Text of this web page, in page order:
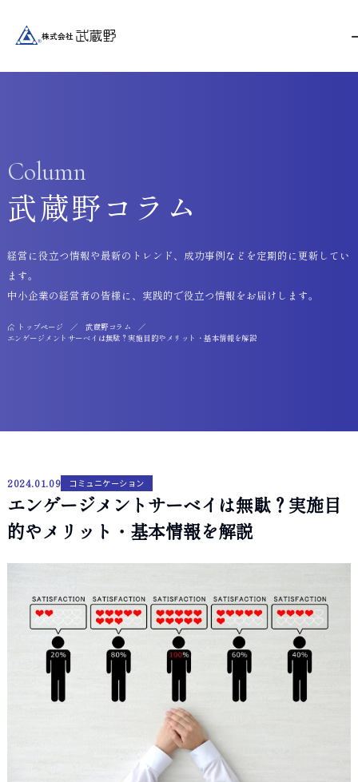
Column
武蔵野コラム
トップページ
武蔵野コラム
エンゲージメントサーベイは無駄？実施目的やメリット・基本情報を解説
経営に役立つ情報や最新のトレンド、成功事例などを定期的に更新してい
ます。
中小企業の経営者の皆様に、実践的で役立つ情報をお届けします。
2024.01.09 コミュニケーション
エンゲージメントサーベイは無駄？実施目
的やメリット・基本情報を解説